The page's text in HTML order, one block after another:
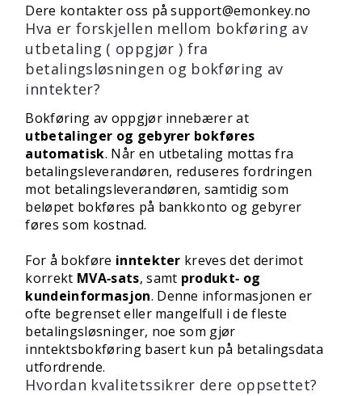
Dere kontakter oss påsupport@emonkey.no
Hva er forskjellen mellom bokføring av
utbetaling ( oppgjør ) fra
betalingsløsningen og bokføring av
inntekter?
Bokføring av oppgjør innebærer at
utbetalinger og gebyrer bokføres
automatisk. Når en utbetaling mottas fra
betalingsleverandøren, reduseres fordringen
mot betalingsleverandøren, samtidig som
beløpet bokføres på bankkonto og gebyrer
føres som kostnad.
For å bokføre inntekter kreves det derimot
korrekt MVA‑sats, samt produkt‑ og
kundeinformasjon. Denne informasjonen er
ofte begrenset eller mangelfull i de fleste
betalingsløsninger, noe som gjør
inntektsbokføring basert kun på betalingsdata
utfordrende.
Hvordan kvalitetssikrer dere oppsettet?